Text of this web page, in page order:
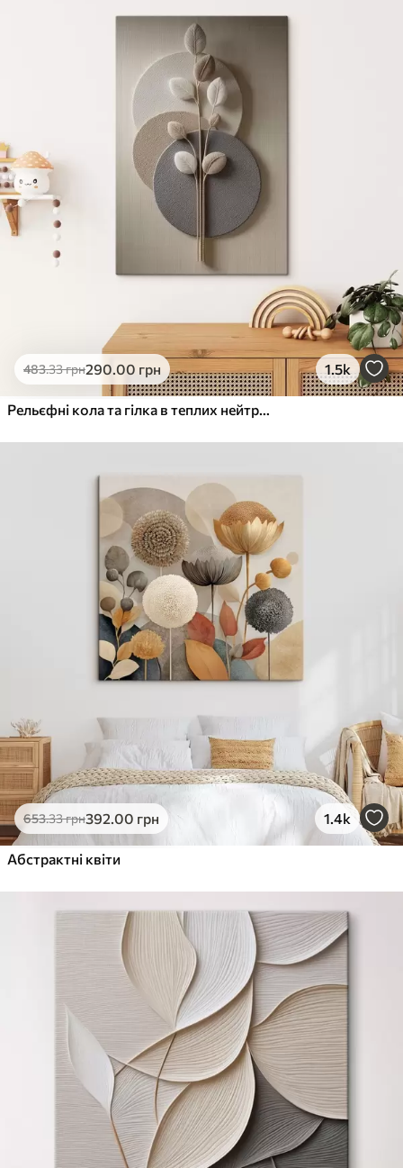
Яскраві, насичені кольори
Стійкість до вицвітання
Безпечне чорнило без запаху
Поверхня з текстурою полотна
Екологічний матеріал
Преміум
Від363
Яскраві, насичені кольори
Стійкість до вицвітання
Безпечне чорнило без запаху
Поверхня з текстурою полотна
Еко-Преміум
.00грн
✓Яскраві, насичені кольори
Поверхня з текстурою полотна
Екологічний матеріал
483.33грн290.00 грн 1.5k
Рельєфні кола та гілка в теплих нейтральних тонах
653.33грн392.00 грн 1.4k
Абстрактні квіти